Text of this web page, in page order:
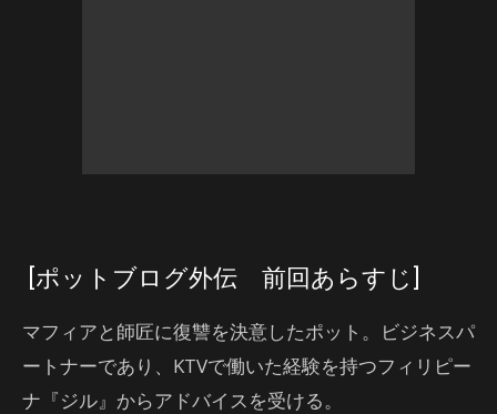
[ポットブログ外伝 前回あらすじ]
マフィアと師匠に復讐を決意したポット。ビジネスパ
ートナーであり、KTVで働いた経験を持つフィリピー
ナ『ジル』からアドバイスを受ける。